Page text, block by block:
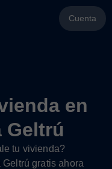
Cuenta
en
Geltrú
tu vivienda?
gratis ahora